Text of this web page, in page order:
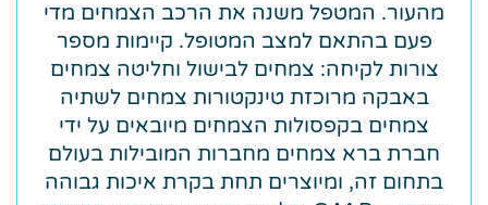
מהעור. המטפל משנה את הרכב הצמחים מדי
פעם בהתאם למצב המטופל. קיימות מספר
צורות לקיחה: צמחים לבישול וחליטה צמחים
באבקה מרוכזת טינקטורות צמחים לשתיה
צמחים בקפסולות הצמחים מיובאים על ידי
חברת ברא צמחים מחברות המובילות בעולם
בתחום זה, ומיוצרים תחת בקרת איכות גבוהה